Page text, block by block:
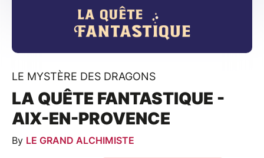
LE MYSTÈRE DES DRAGONS
LA QUÊTE FANTASTIQUE -
AIX-EN-PROVENCE
By LE GRAND ALCHIMISTE